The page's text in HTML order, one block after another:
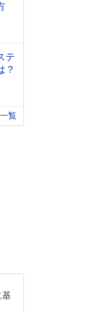
テ
？
覧
基